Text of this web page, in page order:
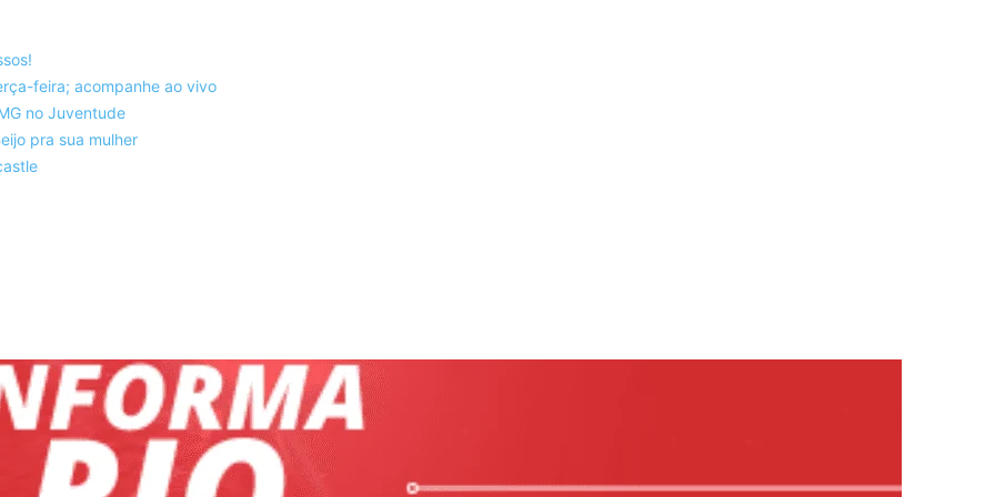
feira; acompanhe ao vivo
no Juventude
pra sua mulher